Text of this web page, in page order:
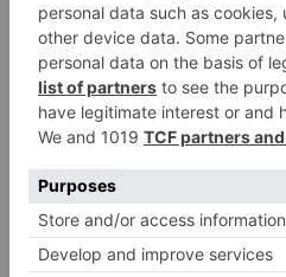
inferior al que aportan,
pasta cocida.
Por último, si nos
preparar las patatas
establecer una distinción
piel. Al cocerlas con la
perderá ciertas